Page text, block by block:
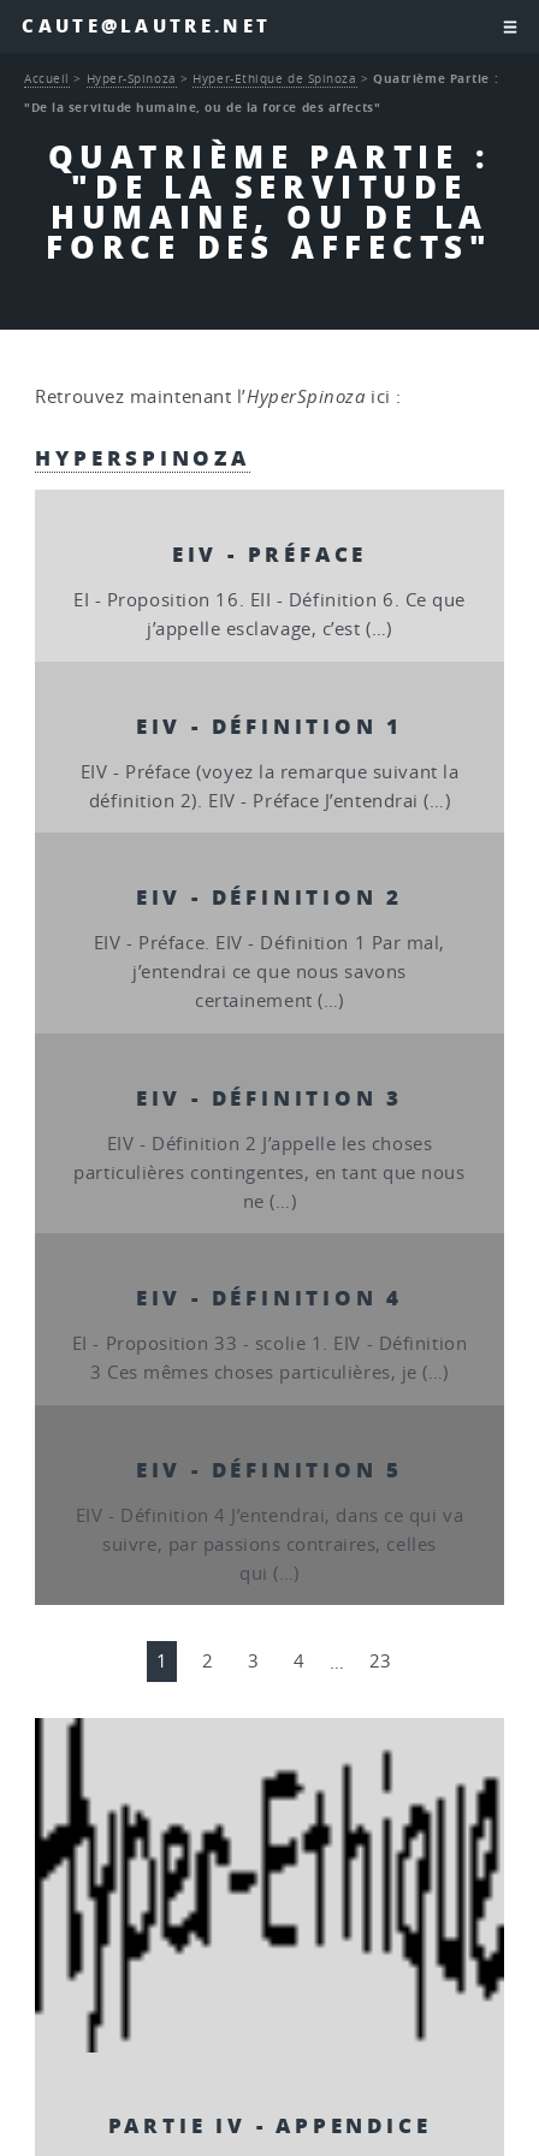
CAUTE@LAUTRE.NET
QUATRIÈME PARTIE :
"DE LA SERVITUDE
HUMAINE, OU DE LA
FORCE DES AFFECTS"
Accueil > Hyper-Spinoza > Hyper-Ethique de Spinoza >Quatrième Partie :
"De la servitude humaine, ou de la force des affects"
Retrouvez maintenant l’HyperSpinoza ici :
HYPERSPINOZA
EIV - PRÉFACE
EI - Proposition 16. EII - Définition 6. Ce que
j’appelle esclavage, c’est (…)
EIV - DÉFINITION 1
EIV - Préface (voyez la remarque suivant la
définition 2). EIV - Préface J’entendrai (…)
EIV - DÉFINITION 2
EIV - Préface. EIV - Définition 1 Par mal,
j’entendrai ce que nous savons
certainement (…)
EIV - DÉFINITION 3
EIV - Définition 2 J’appelle les choses
particulières contingentes, en tant que nous
ne (…)
EIV - DÉFINITION 4
EI - Proposition 33 - scolie 1. EIV - Définition
3 Ces mêmes choses particulières, je (…)
EIV - DÉFINITION 5
EIV - Définition 4 J’entendrai, dans ce qui va
suivre, par passions contraires, celles
qui (…)
1 2 3 4 23
PARTIE IV - APPENDICE